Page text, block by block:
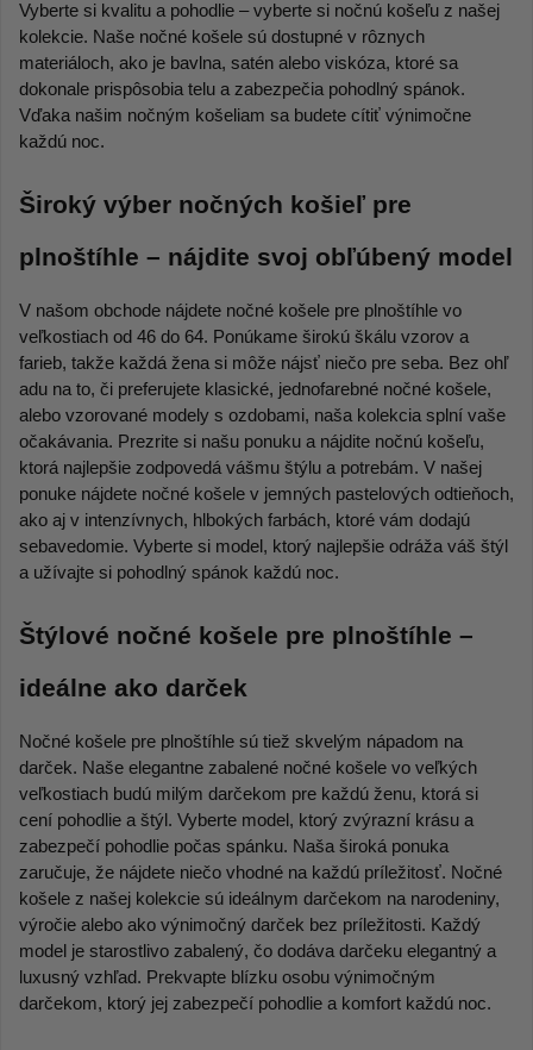
Vyberte si kvalitu a pohodlie – vyberte si nočnú košeľu z našej
kolekcie. Naše nočné košele sú dostupné v rôznych
materiáloch, ako je bavlna, satén alebo viskóza, ktoré sa
dokonale prispôsobia telu a zabezpečia pohodlný spánok.
Vďaka našim nočným košeliam sa budete cítiť výnimočne
každú noc.
Široký výber nočných košieľ pre
V našom obchode nájdete nočné košele pre plnoštíhle vo
veľkostiach od 46 do 64. Ponúkame širokú škálu vzorov a
farieb, takže každá žena si môže nájsť niečo pre seba. Bez ohľ
adu na to, či preferujete klasické, jednofarebné nočné košele,
alebo vzorované modely s ozdobami, naša kolekcia splní vaše
očakávania. Prezrite si našu ponuku a nájdite nočnú košeľu,
ktorá najlepšie zodpovedá vášmu štýlu a potrebám. V našej
ponuke nájdete nočné košele v jemných pastelových odtieňoch,
ako aj v intenzívnych, hlbokých farbách, ktoré vám dodajú
sebavedomie. Vyberte si model, ktorý najlepšie odráža váš štýl
a užívajte si pohodlný spánok každú noc.
Štýlové nočné košele pre plnoštíhle –
ideálne ako darček
Nočné košele pre plnoštíhle sú tiež skvelým nápadom na
darček. Naše elegantne zabalené nočné košele vo veľkých
veľkostiach budú milým darčekom pre každú ženu, ktorá si
cení pohodlie a štýl. Vyberte model, ktorý zvýrazní krásu a
zabezpečí pohodlie počas spánku. Naša široká ponuka
zaručuje, že nájdete niečo vhodné na každú príležitosť. Nočné
košele z našej kolekcie sú ideálnym darčekom na narodeniny,
výročie alebo ako výnimočný darček bez príležitosti. Každý
model je starostlivo zabalený, čo dodáva darčeku elegantný a
luxusný vzhľad. Prekvapte blízku osobu výnimočným
darčekom, ktorý jej zabezpečí pohodlie a komfort každú noc.